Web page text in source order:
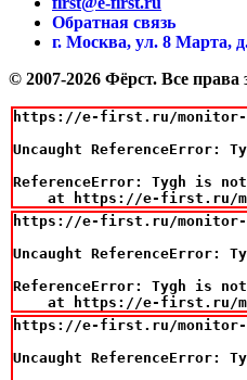
Обратная связь
г. Москва, ул. 8 Марта,
© 2007-2026 Фёрст. Все
https://e-first.ru/monitor-
Uncaught ReferenceError:
ReferenceError: Tygh is
at https://e-first.ru/
https://e-first.ru/monitor-lcd-
Uncaught ReferenceError:
ReferenceError: Tygh is
at https://e-first.ru/
https://e-first.ru/monitor-
Uncaught ReferenceError: